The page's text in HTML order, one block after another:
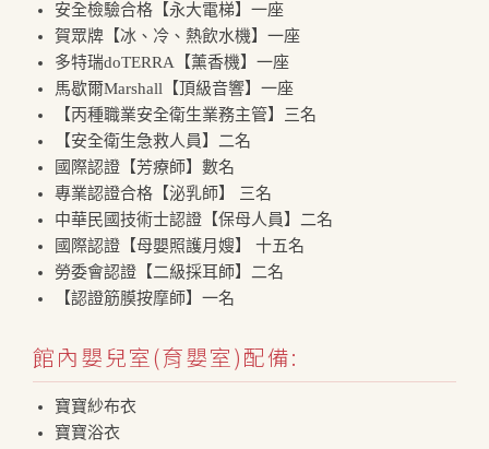
安全檢驗合格【永大電梯】一座
賀眾牌【冰、冷、熱飲水機】一座
多特瑞doTERRA【薰香機】一座
馬歇爾Marshall【頂級音響】一座
【丙種職業安全衛生業務主管】三名
【安全衛生急救人員】二名
國際認證【芳療師】數名
專業認證合格【泌乳師】 三名
中華民國技術士認證【保母人員】二名
國際認證【母嬰照護月嫂】 十五名
勞委會認證【二級採耳師】二名
【認證筋膜按摩師】一名
館內嬰兒室(育嬰室)配備:
寶寶紗布衣
寶寶浴衣